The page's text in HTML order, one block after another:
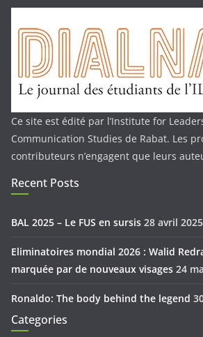
Ce site est édité par l’Institute for
Communication Studies de Rabat. Les
contributeurs n’engagent que leurs
Recent Posts
BAL 2025 – Le FUS en sursis 28 avril 2025
Eliminatoires mondial 2026 : Walid
marquée par de nouveaux visages 24
Ronaldo: The body behind the legend
Categories